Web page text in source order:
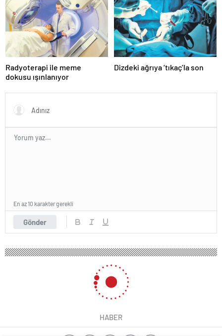
Radyoterapi ile meme
dokusu ışınlanıyor
Dizdeki ağrıya ‘tıkaç’la son
Gönder
En az 10 karakter gerekli
HABER